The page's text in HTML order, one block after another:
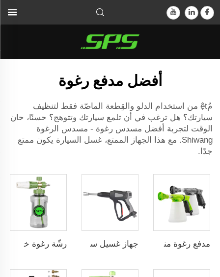
أفضل مدفع رغوة
مُệt من استخدام الدلو والقِطعة الماصّة فقط لتنظيف
سيارتك؟ هل ترغب في أن تلمع سيارتك وتتوهج؟ حسنًا، حان
الوقت لتجربة أفضل مسدس رغوة - مسدس الرغوة
Shiwang. مع هذا الجهاز الممتع، غسل السيارة يكون ممتع
جدًا.
جهاز غسيل سيارات بضغط عالٍ SPS 40دقائق / لتر 5000PSI مسدسات مياه غسيل سيارات مصنوعة من الفولاذ المقاوم للصدأ 304 مع خرطوم رغوة ومسمار أنثى G3/8" رشّة رغوة خضراء سعة 1 لتر قابلة للتعديل، مدفع رغوة، مسدس رغوة ضغط غسيل سيارات مع جهاز توزيع الرغوة، منظف رغوي لغسيل السيارات، مولد رغوة صابونية مع زجاجة شفافة واتصال سريع بقطر 1/4 بوصة. بالجملة من المورد الصيني في مقاطعة تشيجيانغ، متاح التصنيع حسب الطلب والتصنيع الخاص.